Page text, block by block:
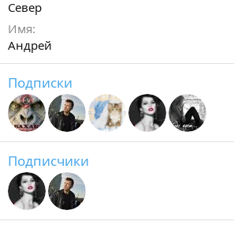
Cевер
Имя
Андрей
Подписки
Подписчики